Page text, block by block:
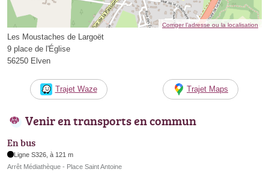
Corriger l’adresse ou la localisation
Les Moustaches de Largoët
9 place de l'Église
56250 Elven
Trajet Waze Trajet Maps
Venir en transports en commun
En bus
Ligne S326, à 121 m
Arrêt Médiathèque - Place Saint Antoine